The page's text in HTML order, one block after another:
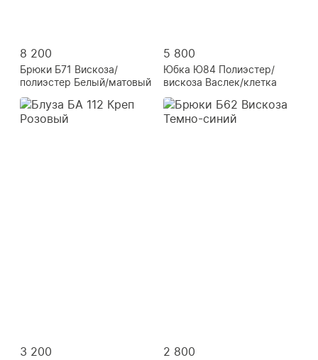
8 200
Брюки Б71 Вискоза/
полиэстер Белый/матовый
5 800
Юбка Ю84 Полиэстер/
вискоза Васлек/клетка
3 200 2 800